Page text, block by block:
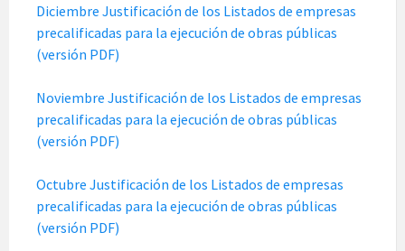
Diciembre Justificación de los Listados de empresas
precalificadas para la ejecución de obras públicas
(versión PDF)
Noviembre Justificación de los Listados de empresas
precalificadas para la ejecución de obras públicas
(versión PDF)
Octubre Justificación de los Listados de empresas
precalificadas para la ejecución de obras públicas
(versión PDF)